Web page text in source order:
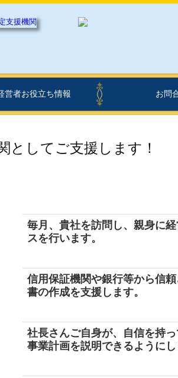
営者お役立ち情報 お問
としてご支援します！
毎月、貴社を訪問し、親身に
スを行います。
信用保証機関や銀行等から信
書の作成を支援します。
社長さんご自身が、自信を持
事業計画を説明できるようにし